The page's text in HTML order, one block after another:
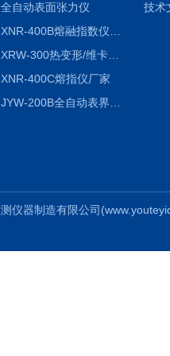
全自动表面张力仪
XRW-300热变形/维卡软化点温度测定仪
XNR-400C熔指仪厂家
技术
测仪器制造有限公司